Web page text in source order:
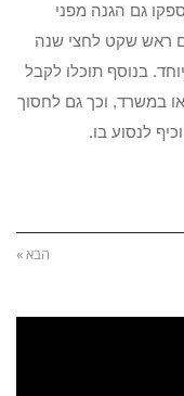
גם הגנה מפני
ראש שקט לחצי שנה
בנוסף תוכלו לקבל
במשרד, וכך גם לחסוך
לנסוע בו.
הבא »